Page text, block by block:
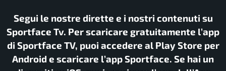
Segui le nostre dirette e i nostri contenuti su
Sportface Tv. Per scaricare gratuitamente l’app
di Sportface TV, puoi accedere al Play Store per
Android e scaricare l’app Sportface. Se hai un